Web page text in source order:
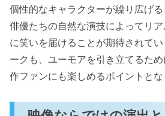
個性的なキャラクターが繰り広げる
俳優たちの自然な演技によってリ
に笑いを届けることが期待されて
ークも、ユーモアを引き立てるた
作ファンにも楽しめるポイントとな